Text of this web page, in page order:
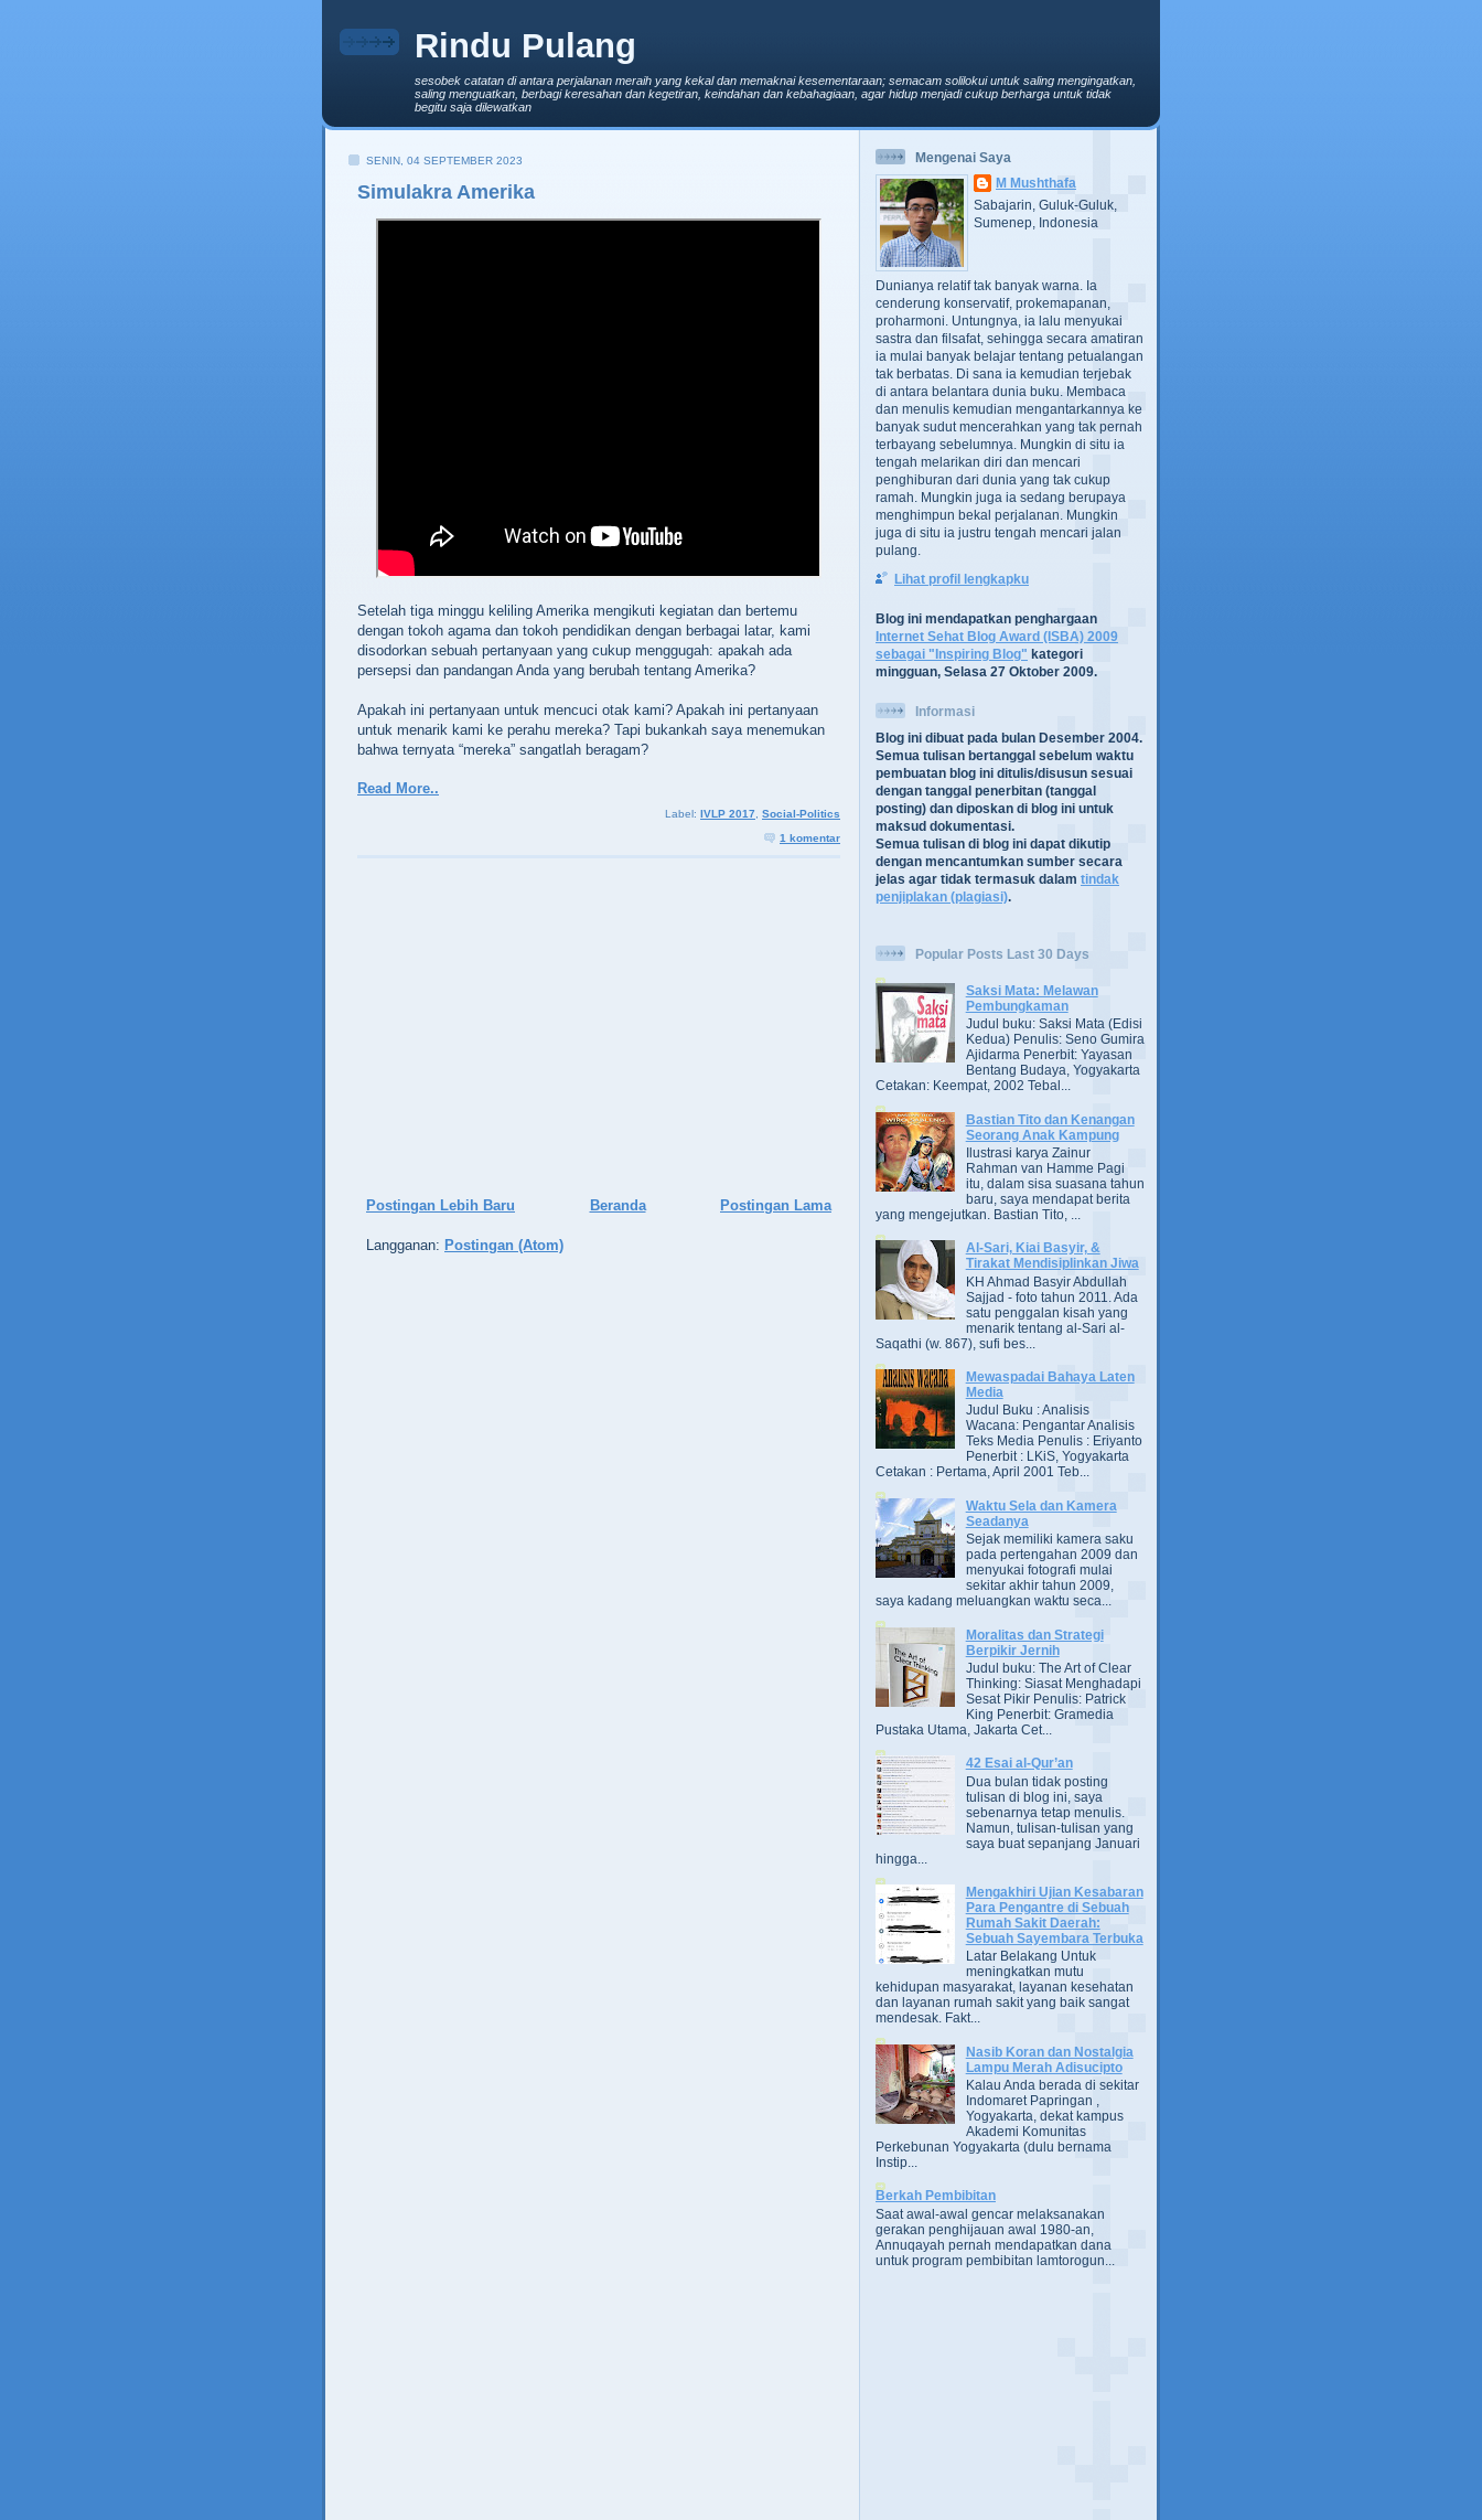
Rindu Pulang
sesobek catatan di antara perjalanan meraih yang kekal dan memaknai kesementaraan; semacam solilokui untuk saling mengingatkan,
saling menguatkan, berbagi keresahan dan kegetiran, keindahan dan kebahagiaan, agar hidup menjadi cukup berharga untuk tidak
begitu saja dilewatkan
SENIN, 04 SEPTEMBER 2023
Simulakra Amerika
Setelah tiga minggu keliling Amerika mengikuti kegiatan dan bertemu
dengan tokoh agama dan tokoh pendidikan dengan berbagai latar, kami
disodorkan sebuah pertanyaan yang cukup menggugah: apakah ada
persepsi dan pandangan Anda yang berubah tentang Amerika?
Apakah ini pertanyaan untuk mencuci otak kami? Apakah ini pertanyaan
untuk menarik kami ke perahu mereka? Tapi bukankah saya menemukan
bahwa ternyata “mereka” sangatlah beragam?
Read More..
Label: IVLP 2017, Social-Politics
1 komentar
Postingan Lebih Baru Postingan Lama
Beranda
Langganan: Postingan (Atom)
Mengenai Saya
M Mushthafa
Sabajarin, Guluk-Guluk,
Sumenep, Indonesia
Dunianya relatif tak banyak warna. Ia
cenderung konservatif, prokemapanan,
proharmoni. Untungnya, ia lalu menyukai
sastra dan filsafat, sehingga secara amatiran
ia mulai banyak belajar tentang petualangan
tak berbatas. Di sana ia kemudian terjebak
di antara belantara dunia buku. Membaca
dan menulis kemudian mengantarkannya ke
banyak sudut mencerahkan yang tak pernah
terbayang sebelumnya. Mungkin di situ ia
tengah melarikan diri dan mencari
penghiburan dari dunia yang tak cukup
ramah. Mungkin juga ia sedang berupaya
menghimpun bekal perjalanan. Mungkin
juga di situ ia justru tengah mencari jalan
pulang.
Lihat profil lengkapku
Blog ini mendapatkan penghargaan
Internet Sehat Blog Award (ISBA) 2009
sebagai "Inspiring Blog" kategori
mingguan, Selasa 27 Oktober 2009.
Informasi
Blog ini dibuat pada bulan Desember 2004.
Semua tulisan bertanggal sebelum waktu
pembuatan blog ini ditulis/disusun sesuai
dengan tanggal penerbitan (tanggal
posting) dan diposkan di blog ini untuk
maksud dokumentasi.
Semua tulisan di blog ini dapat dikutip
dengan mencantumkan sumber secara
jelas agar tidak termasuk dalam tindak
penjiplakan (plagiasi).
Popular Posts Last 30 Days
Saksi Mata: Melawan
Pembungkaman
Judul buku: Saksi Mata (Edisi
Kedua) Penulis: Seno Gumira
Ajidarma Penerbit: Yayasan
Bentang Budaya, Yogyakarta
Cetakan: Keempat, 2002 Tebal...
Bastian Tito dan Kenangan
Seorang Anak Kampung
Ilustrasi karya Zainur
Rahman van Hamme Pagi
itu, dalam sisa suasana tahun
baru, saya mendapat berita
yang mengejutkan. Bastian Tito, ...
Al-Sari, Kiai Basyir, &
Tirakat Mendisiplinkan Jiwa
KH Ahmad Basyir Abdullah
Sajjad - foto tahun 2011. Ada
satu penggalan kisah yang
menarik tentang al-Sari al-
Saqathi (w. 867), sufi bes...
Mewaspadai Bahaya Laten
Media
Judul Buku : Analisis
Wacana: Pengantar Analisis
Teks Media Penulis : Eriyanto
Penerbit : LKiS, Yogyakarta
Cetakan : Pertama, April 2001 Teb...
Waktu Sela dan Kamera
Seadanya
Sejak memiliki kamera saku
pada pertengahan 2009 dan
menyukai fotografi mulai
sekitar akhir tahun 2009,
saya kadang meluangkan waktu seca...
Moralitas dan Strategi
Berpikir Jernih
Judul buku: The Art of Clear
Thinking: Siasat Menghadapi
Sesat Pikir Penulis: Patrick
King Penerbit: Gramedia
Pustaka Utama, Jakarta Cet...
42 Esai al-Qur’an
Dua bulan tidak posting
tulisan di blog ini, saya
sebenarnya tetap menulis.
Namun, tulisan-tulisan yang
saya buat sepanjang Januari
hingga...
Mengakhiri Ujian Kesabaran
Para Pengantre di Sebuah
Rumah Sakit Daerah:
Sebuah Sayembara Terbuka
Latar Belakang Untuk
meningkatkan mutu
kehidupan masyarakat, layanan kesehatan
dan layanan rumah sakit yang baik sangat
mendesak. Fakt...
Nasib Koran dan Nostalgia
Lampu Merah Adisucipto
Kalau Anda berada di sekitar
Indomaret Papringan ,
Yogyakarta, dekat kampus
Akademi Komunitas
Perkebunan Yogyakarta (dulu bernama
Instip...
Berkah Pembibitan
Saat awal-awal gencar melaksanakan
gerakan penghijauan awal 1980-an,
Annuqayah pernah mendapatkan dana
untuk program pembibitan lamtorogun...